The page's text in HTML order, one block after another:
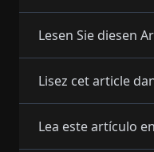
Lesen Sie diesen
Lisez cet article
Lea este artículo en